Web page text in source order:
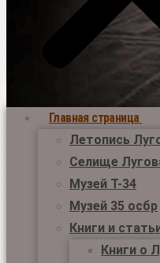
Главная страница
Летопись
Селище
Музей Т-34
Музей 35 осбр
Книги и
Книги о